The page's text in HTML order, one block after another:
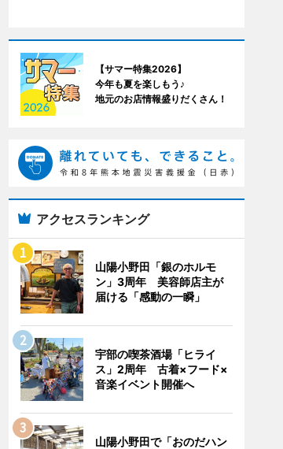
【サマー特集2026】
今年も夏を楽しもう♪
地元のお店情報盛りだくさん！
アクセスランキング
山陽小野田「銀のホルモ
ン」3周年 美容師店主が
届ける「感動の一瞬」
宇部の喫茶酒場「ヒライ
ス」2周年 古着×フード×
音楽イベント開催へ
山陽小野田で「おのだハン